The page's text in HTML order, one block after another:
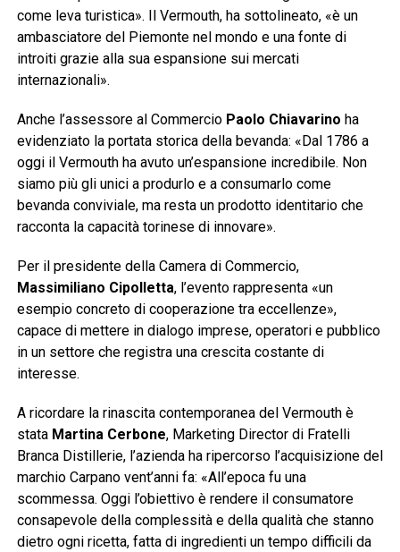
come leva turistica». Il Vermouth, ha sottolineato, «è un
ambasciatore del Piemonte nel mondo e una fonte di
introiti grazie alla sua espansione sui mercati
internazionali».
Anche l’assessore al Commercio Paolo Chiavarino ha
evidenziato la portata storica della bevanda: «Dal 1786 a
oggi il Vermouth ha avuto un’espansione incredibile. Non
siamo più gli unici a produrlo e a consumarlo come
bevanda conviviale, ma resta un prodotto identitario che
racconta la capacità torinese di innovare».
Per il presidente della Camera di Commercio,
Massimiliano Cipolletta, l’evento rappresenta «un
esempio concreto di cooperazione tra eccellenze»,
capace di mettere in dialogo imprese, operatori e pubblico
in un settore che registra una crescita costante di
interesse.
A ricordare la rinascita contemporanea del Vermouth è
stata Martina Cerbone, Marketing Director di Fratelli
Branca Distillerie, l’azienda ha ripercorso l’acquisizione del
marchio Carpano vent’anni fa: «All’epoca fu una
scommessa. Oggi l’obiettivo è rendere il consumatore
consapevole della complessità e della qualità che stanno
dietro ogni ricetta, fatta di ingredienti un tempo difficili da